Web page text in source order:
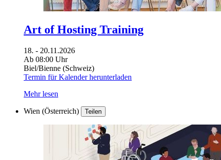
Art of Hosting Training
18. - 20.11.2026
Ab 08:00 Uhr
Biel/Bienne (Schweiz)
Termin für Kalender herunterladen
Mehr lesen
Wien (Österreich) Teilen